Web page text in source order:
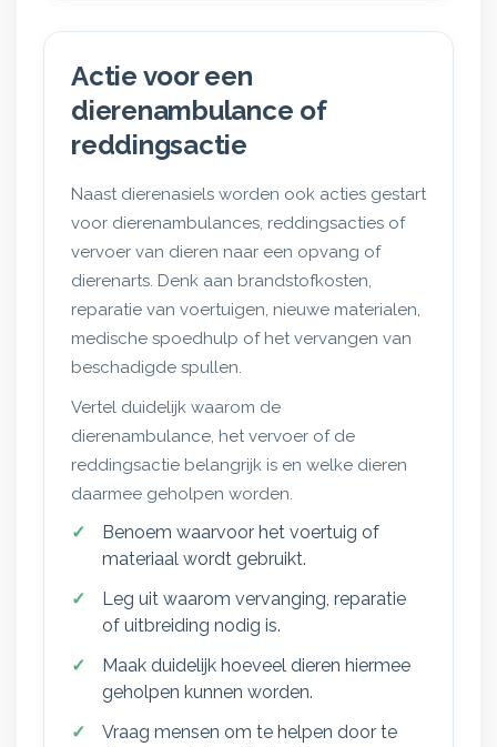
Actie voor een
dierenambulance of
reddingsactie
Naast dierenasiels worden ook acties gestart
voor dierenambulances, reddingsacties of
vervoer van dieren naar een opvang of
dierenarts. Denk aan brandstofkosten,
reparatie van voertuigen, nieuwe materialen,
medische spoedhulp of het vervangen van
beschadigde spullen.
Vertel duidelijk waarom de
dierenambulance, het vervoer of de
reddingsactie belangrijk is en welke dieren
daarmee geholpen worden.
Benoem waarvoor het voertuig of
materiaal wordt gebruikt.
Leg uit waarom vervanging, reparatie
of uitbreiding nodig is.
Maak duidelijk hoeveel dieren hiermee
geholpen kunnen worden.
Vraag mensen om te helpen door te